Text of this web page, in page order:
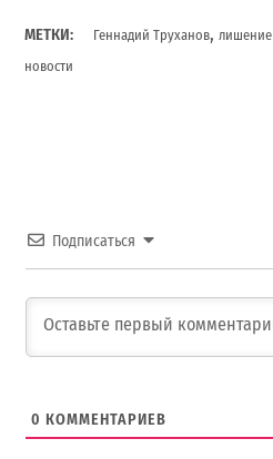
МЕТКИ: Геннадий Труханов,
новости
Подписаться
0 КОММЕНТАРИЕВ